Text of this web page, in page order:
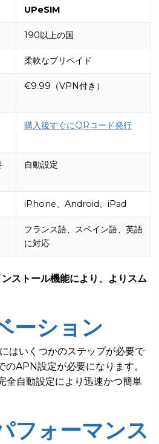
UPeSIM
190以上の国
柔軟なプリペイド
€9.99（VPN付き）
購入後すぐにQRコード発行
自動設定
iPhone、Android、iPad
フランス語、スペイン語、英語
に対応
ストール機能により、よりスム
ーション
はいくつかのステップが必要で
APN設定が必要になります。
全自動設定により迅速かつ簡単
フォーマンス